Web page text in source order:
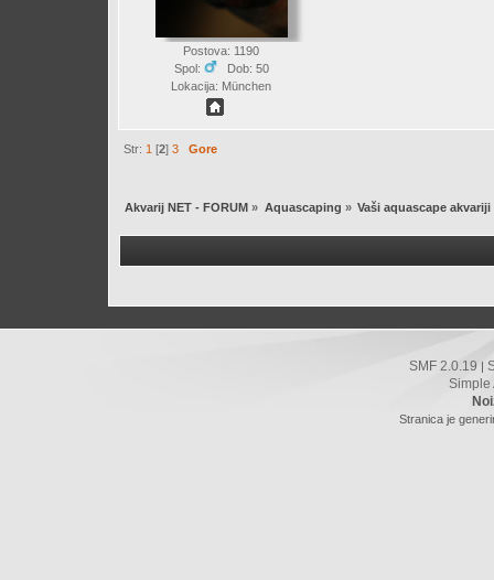
Postova: 1190
Spol:
Dob: 50
Lokacija: München
Str: 1 [2]3 Gore
Akvarij NET - FORUM » Aquascaping » Vaši aquascape akvariji
SMF 2.0.19
Simple
Stranica je